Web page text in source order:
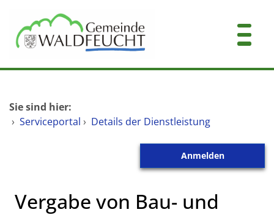
Zum Hauptinhalt springen
Dienstleistungen A-Z
Sie sind hier:
› Serviceportal › Details der Dienstleistung
Anmelden
Vergabe von Bau- und